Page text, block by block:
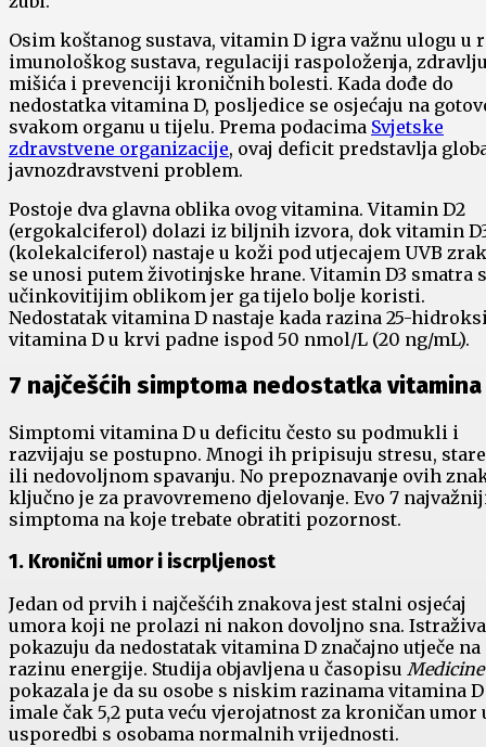
Osim koštanog sustava, vitamin D igra važnu ulogu u
imunološkog sustava, regulaciji raspoloženja,
mišića i prevenciji kroničnih bolesti. Kada dođe do
nedostatka vitamina D, posljedice se osjećaju na
svakom organu u tijelu. Prema podacima Svjetske
zdravstvene organizacije, ovaj deficit predstavlja
javnozdravstveni problem.
Postoje dva glavna oblika ovog vitamina. Vitamin D2
(ergokalciferol) dolazi iz biljnih izvora, dok vitamin
(kolekalciferol) nastaje u koži pod utjecajem UVB
se unosi putem životinjske hrane. Vitamin D3 smatra
učinkovitijim oblikom jer ga tijelo bolje koristi.
Nedostatak vitamina D nastaje kada razina 25-
vitamina D u krvi padne ispod 50 nmol/L (20 ng/mL).
7 najčešćih simptoma nedostatka vitamina
Simptomi vitamina D u deficitu često su podmukli i
razvijaju se postupno. Mnogi ih pripisuju stresu,
ili nedovoljnom spavanju. No prepoznavanje ovih
ključno je za pravovremeno djelovanje. Evo 7
simptoma na koje trebate obratiti pozornost.
1. Kronični umor i iscrpljenost
Jedan od prvih i najčešćih znakova jest stalni osjećaj
umora koji ne prolazi ni nakon dovoljno sna.
pokazuju da nedostatak vitamina D značajno utječe na
razinu energije. Studija objavljena u časopisu Medicine
pokazala je da su osobe s niskim razinama vitamina D
imale čak 5,2 puta veću vjerojatnost za kroničan umor
usporedbi s osobama normalnih vrijednosti.